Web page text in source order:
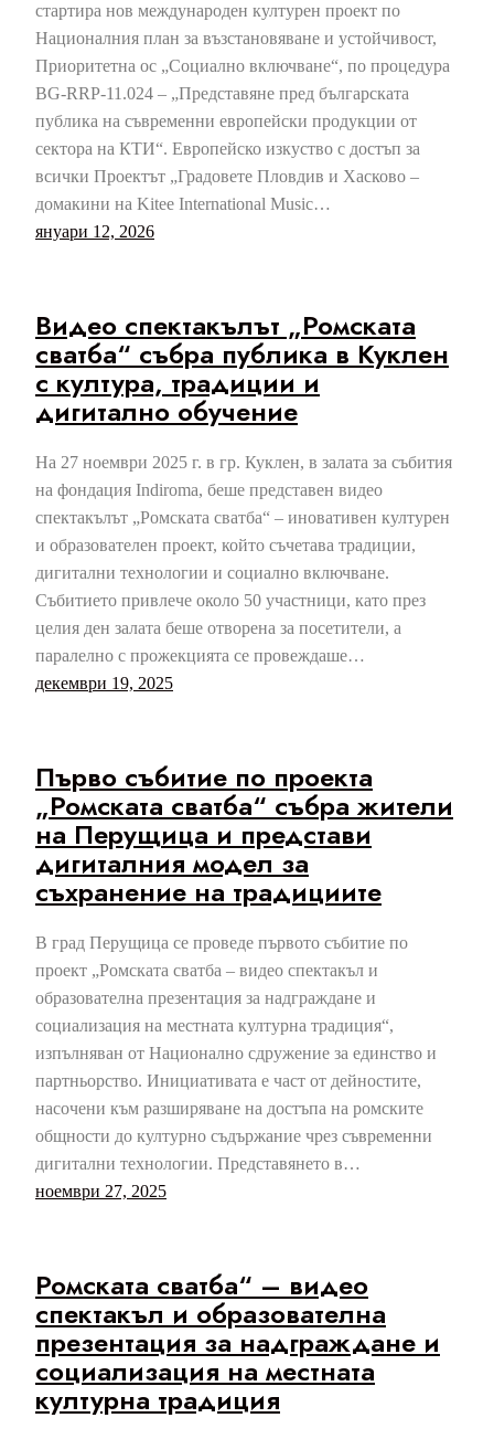
стартира нов международен културен проект по
Националния план за възстановяване и устойчивост,
Приоритетна ос „Социално включване“, по процедура
BG-RRP-11.024 – „Представяне пред българската
публика на съвременни европейски продукции от
сектора на КТИ“. Европейско изкуство с достъп за
всички Проектът „Градовете Пловдив и Хасково –
домакини на Kitee International Music…
януари 12, 2026
Видео спектакълът „Ромската
сватба“ събра публика в Куклен
с култура, традиции и
дигитално обучение
На 27 ноември 2025 г. в гр. Куклен, в залата за събития
на фондация Indiroma, беше представен видео
спектакълът „Ромската сватба“ – иновативен културен
и образователен проект, който съчетава традиции,
дигитални технологии и социално включване.
Събитието привлече около 50 участници, като през
целия ден залата беше отворена за посетители, а
паралелно с прожекцията се провеждаше…
декември 19, 2025
Първо събитие по проекта
„Ромската сватба“ събра жители
на Перущица и представи
дигиталния модел за
съхранение на традициите
В град Перущица се проведе първото събитие по
проект „Ромската сватба – видео спектакъл и
образователна презентация за надграждане и
социализация на местната културна традиция“,
изпълняван от Национално сдружение за единство и
партньорство. Инициативата е част от дейностите,
насочени към разширяване на достъпа на ромските
общности до културно съдържание чрез съвременни
дигитални технологии. Представянето в…
ноември 27, 2025
Ромската сватба“ – видео
спектакъл и образователна
презентация за надграждане и
социализация на местната
културна традиция